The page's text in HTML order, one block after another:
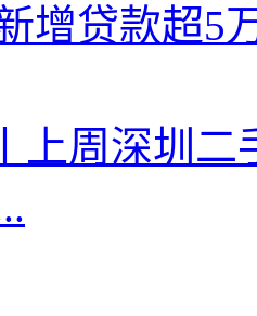
增贷款超5
上周深圳二